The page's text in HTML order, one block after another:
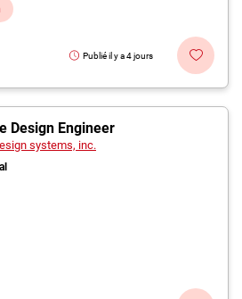
Publié il y a 4 jours
Design Engineer
systems, inc.